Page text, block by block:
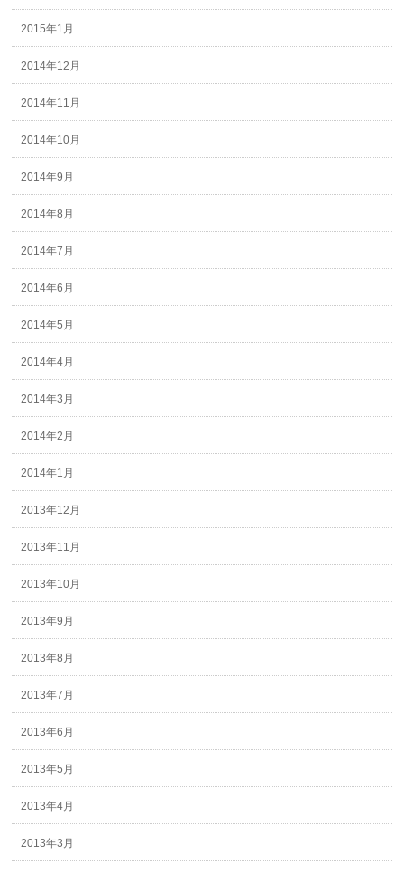
2015年1月
2014年12月
2014年11月
2014年10月
2014年9月
2014年8月
2014年7月
2014年6月
2014年5月
2014年4月
2014年3月
2014年2月
2014年1月
2013年12月
2013年11月
2013年10月
2013年9月
2013年8月
2013年7月
2013年6月
2013年5月
2013年4月
2013年3月